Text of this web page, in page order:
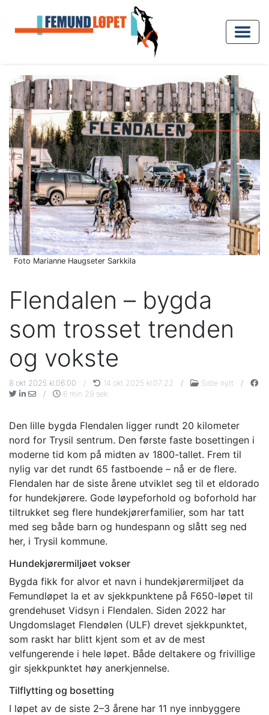
Foto Marianne Haugseter Sarkkila
Flendalen – bygda
som trosset trenden
og vokste
8.okt 2025 kl.06:00 / 14.okt 2025 kl.07:22 / Siste nytt
/
/
6 min 29 sek
Den lille bygda Flendalen ligger rundt 20 kilometer
nord for Trysil sentrum. Den første faste bosettingen i
moderne tid kom på midten av 1800-tallet. Frem til
nylig var det rundt 65 fastboende – nå er de flere.
Flendalen har de siste årene utviklet seg til et eldorado
for hundekjørere. Gode løypeforhold og boforhold har
tiltrukket seg flere hundekjørerfamilier, som har tatt
med seg både barn og hundespann og slått seg ned
her, i Trysil kommune.
Hundekjørermiljøet vokser
Bygda fikk for alvor et navn i hundekjørermiljøet da
Femundløpet la et av sjekkpunktene på F650-løpet til
grendehuset Vidsyn i Flendalen. Siden 2022 har
Ungdomslaget Flendølen (ULF) drevet sjekkpunktet,
som raskt har blitt kjent som et av de mest
velfungerende i hele løpet. Både deltakere og frivillige
gir sjekkpunktet høy anerkjennelse.
Tilflytting og bosetting
I løpet av de siste 2–3 årene har 11 nye innbyggere